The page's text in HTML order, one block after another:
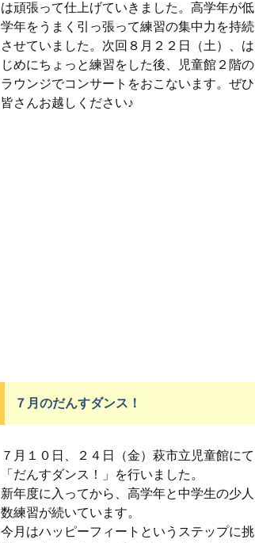
は頑張って仕上げていきました。高学年が低
学年をうまく引っ張って練習の集中力を持続
させていました。次回８月２２日（土）、は
じめにちょっと練習をした後、児童館２階の
ラウンジでコンサートをおこないます。ぜひ
皆さんお越しください♪
７月のだんすダンス！
７月１０日、２４日（金）萩市立児童館にて
「だんすダンス！」を行いました。
新年度に入ってから、高学年と中学生の少人
数練習が続いています。
今月はハッピーフィートというステップに挑